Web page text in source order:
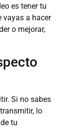
es tener tu
vayas a hacer
o mejorar,
Si no sabes
lo
tu